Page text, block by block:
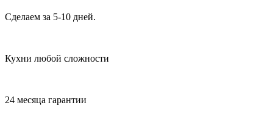
Сделаем за 5-10 дней.
Кухни любой сложности
24 месяца гарантии